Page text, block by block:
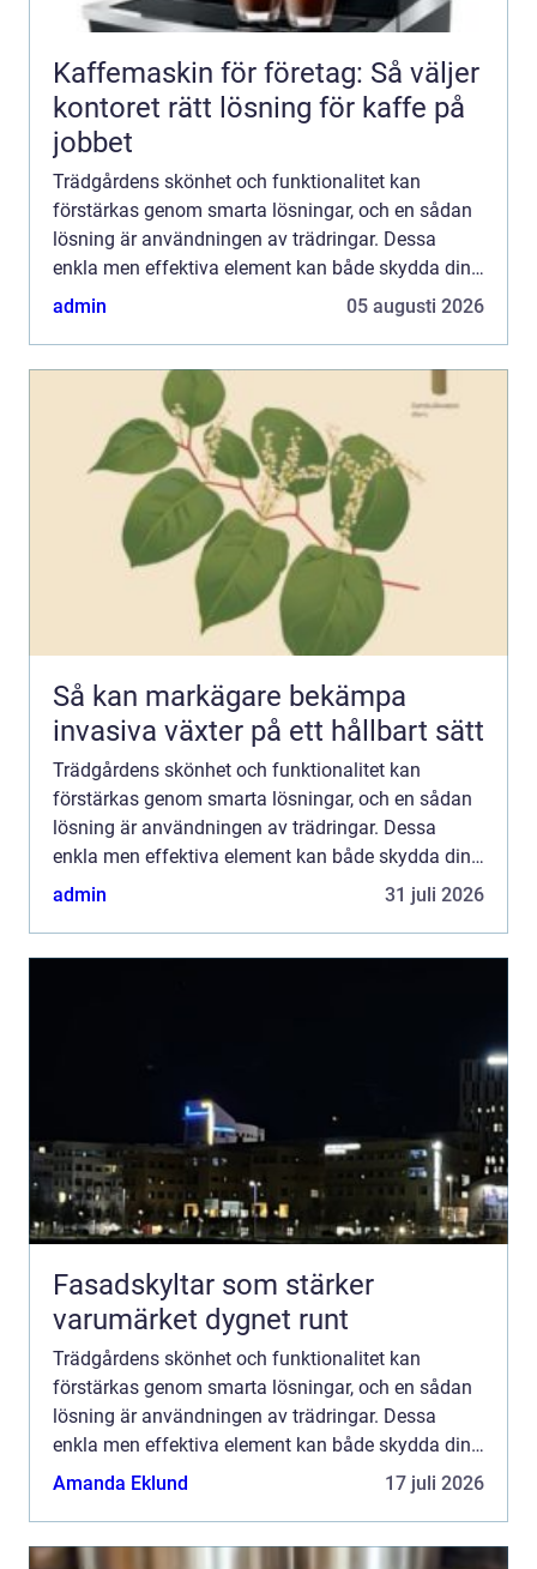
Kaffemaskin för företag: Så väljer
kontoret rätt lösning för kaffe på
jobbet
Trädgårdens skönhet och funktionalitet kan
förstärkas genom smarta lösningar, och en sådan
lösning är användningen av trädringar. Dessa
enkla men effektiva element kan både skydda dina
träd och ge din trädgård en estetisk uppgradering. I
admin 05 augusti 2026
Så kan markägare bekämpa
invasiva växter på ett hållbart sätt
Trädgårdens skönhet och funktionalitet kan
förstärkas genom smarta lösningar, och en sådan
lösning är användningen av trädringar. Dessa
enkla men effektiva element kan både skydda dina
träd och ge din trädgård en estetisk uppgradering. I
admin 31 juli 2026
Fasadskyltar som stärker
varumärket dygnet runt
Trädgårdens skönhet och funktionalitet kan
förstärkas genom smarta lösningar, och en sådan
lösning är användningen av trädringar. Dessa
enkla men effektiva element kan både skydda dina
träd och ge din trädgård en estetisk uppgradering. I
Amanda Eklund 17 juli 2026